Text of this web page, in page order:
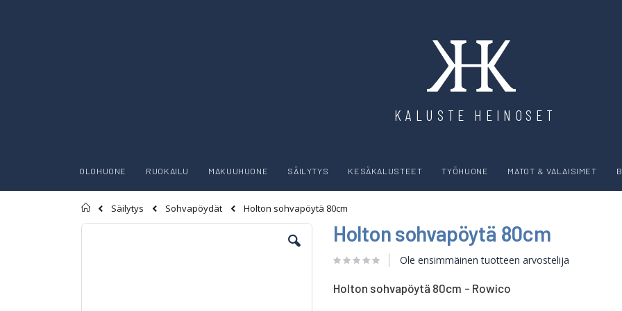
KALUSTE HEINOSET
OLOHUONE RUOKAILU MAKUUHUONE SÄILYTYS KESÄKALUSTEET TYÖHUONE MATOT & VALAISIMET
Etusivu
Säilytys Sohvapöydät
Holton sohvapöytä 80cm
Skip
Holton sohvapöytä 80cm
Ole ensimmäinen tuotteen arvostelija
Holton sohvapöytä 80cm - Rowico